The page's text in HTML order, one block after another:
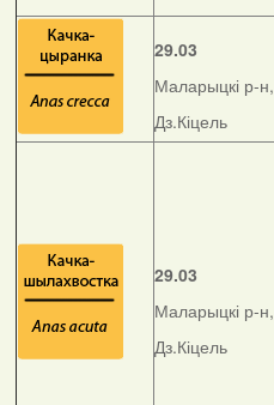
29.03
Маларыцкі р-н,
Дз.Кіцель
29.03
Маларыцкі р-н,
Дз.Кіцель